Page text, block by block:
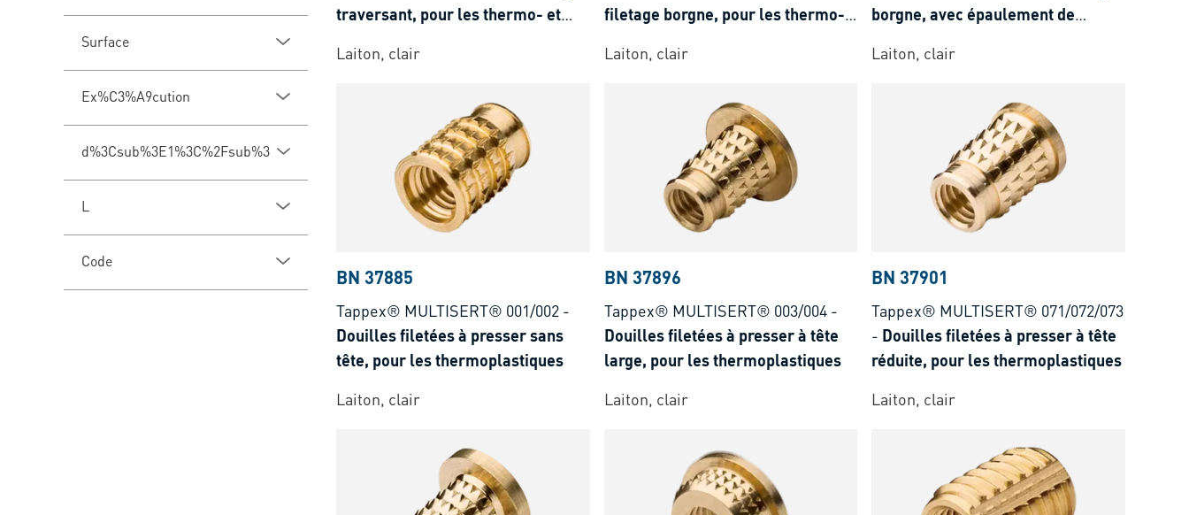
Surface
Ex%C3%A9cution
d%3Csub%3E1%3C%2Fsub%3E
L
Code
traversant, pour les thermo- et
Laiton, clair
filetage borgne, pour les thermo-
Laiton, clair
borgne, avec épaulement de
et duroplastiques
Laiton, clair
BN 37885
Tappex® MULTISERT® 001/002 -
Douilles filetées à presser sans
tête, pour les thermoplastiques
Laiton, clair
BN 37896
Tappex® MULTISERT® 003/004-
Douilles filetées à presser à tête
large, pour les thermoplastiques
Laiton, clair
BN 37901
Tappex® MULTISERT® 071/072/073
- Douilles filetées à presser à tête
réduite, pour les thermoplastiques
Laiton, clair